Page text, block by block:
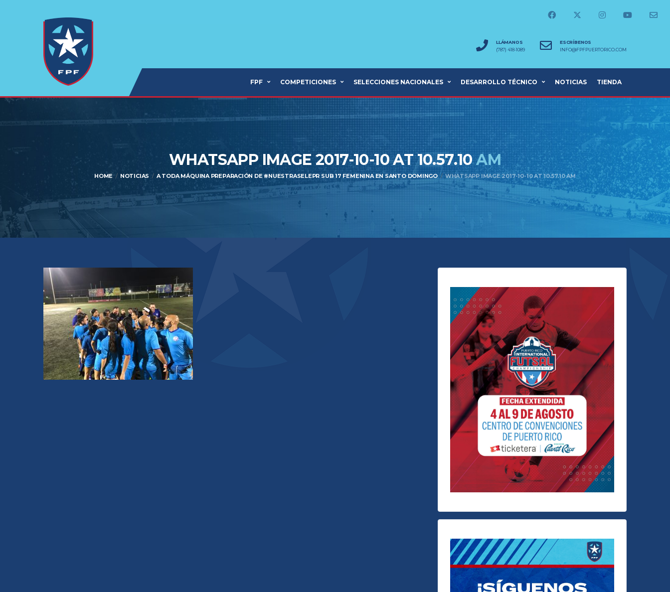
LLÁMANOS
(787) 418-1089
ESCRÍBENOS
INFO@FPFPUERTORICO.COM
FPF COMPETICIONES SELECCIONES NACIONALES DESARROLLO TÉCNICO NOTICIAS TIENDA
WHATSAPP IMAGE 2017-10-10 AT 10.57.10AM
HOME NOTICIAS A TODA MÁQUINA PREPARACIÓN DE #NUESTRASELEPR SUB 17 FEMENINA EN SANTO DOMINGO WHATSAPP IMAGE 2017-10-10 AT 10.57.10 AM